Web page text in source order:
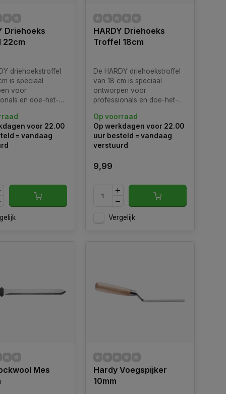
Driehoeks
22cm
driehoekstroffel
is speciaal
voor
en doe-het-
efficiëntie bij
voor 22.00
= vandaag
HARDY Driehoeks
Troffel 18cm
De HARDY driehoekstroffel
van 18 cm is speciaal
ontworpen voor
professionals en doe-het-
precisie en efficiëntie bij
metsel- en
stucwerkzaamheden.
Op voorraad
Op werkdagen voor 22.00
uur besteld = vandaag
verstuurd
9,99
Vergelijk
Mes
Hardy Voegspijker
10mm